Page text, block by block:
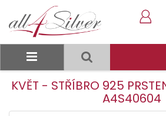
KVĚT - STŘÍBRO 925
A4S40604